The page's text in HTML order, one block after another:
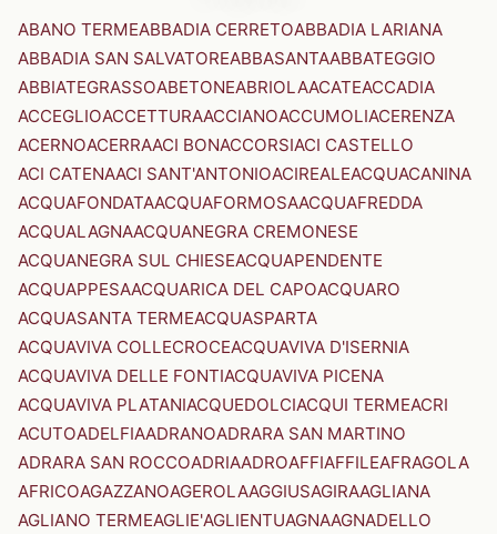
ABANO TERMEABBADIA CERRETOABBADIA LARIANA
ABBADIA SAN SALVATOREABBASANTAABBATEGGIO
ABBIATEGRASSOABETONEABRIOLAACATEACCADIA
ACCEGLIOACCETTURAACCIANOACCUMOLIACERENZA
ACERNOACERRAACI BONACCORSIACI CASTELLO
ACI CATENAACI SANT'ANTONIOACIREALEACQUACANINA
ACQUAFONDATAACQUAFORMOSAACQUAFREDDA
ACQUALAGNAACQUANEGRA CREMONESE
ACQUANEGRA SUL CHIESEACQUAPENDENTE
ACQUAPPESAACQUARICA DEL CAPOACQUARO
ACQUASANTA TERMEACQUASPARTA
ACQUAVIVA COLLECROCEACQUAVIVA D'ISERNIA
ACQUAVIVA DELLE FONTIACQUAVIVA PICENA
ACQUAVIVA PLATANIACQUEDOLCIACQUI TERMEACRI
ACUTOADELFIAADRANOADRARA SAN MARTINO
ADRARA SAN ROCCOADRIAADROAFFIAFFILEAFRAGOLA
AFRICOAGAZZANOAGEROLAAGGIUSAGIRAAGLIANA
AGLIANO TERMEAGLIE'AGLIENTUAGNAAGNADELLO